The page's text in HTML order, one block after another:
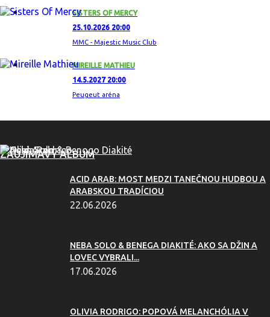
SISTERS OF MERCY
25.10.2026 20:00
MMC - Majestic Music Club
MIREILLE MATHIEU
14.5.2027 20:00
Peugeut aréna
ZAUJÍMAVÝ ALBUM
ACID ARAB: MOST MEDZI TANEČNOU HUDBOU A
ARABSKOU TRADÍCIOU
22.06.2026
NEBA SOLO & BENEGA DIAKITÉ: AKO SA DŽIN A
LOVEC VYBRALI...
17.06.2026
OLIVIA RODRIGO: POPOVÁ MELANCHÓLIA V